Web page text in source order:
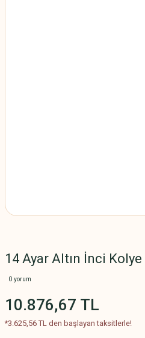
14 Ayar Altın İnci Kolye
0 yorum
10.876,67 TL
*3.625,56 TL den başlayan taksitlerle!